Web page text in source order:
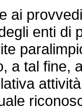
enti
a tal fine,